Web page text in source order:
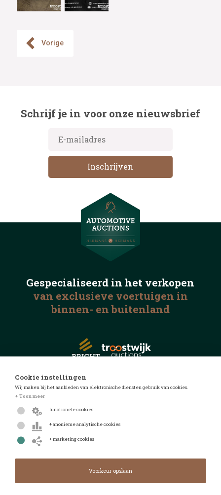
Vorige
Schrijf je in voor onze nieuwsbrief
Gespecialiseerd in het verkopen
van exclusieve voertuigen in
binnen- en buitenland
© 2026 Automotive Auctions
Cookie instellingen
Wij maken bij het aanbieden van elektronische diensten gebruik van cookies.
+ Toon meer
functionele cookies
+ anonieme analytische cookies
+ marketing cookies